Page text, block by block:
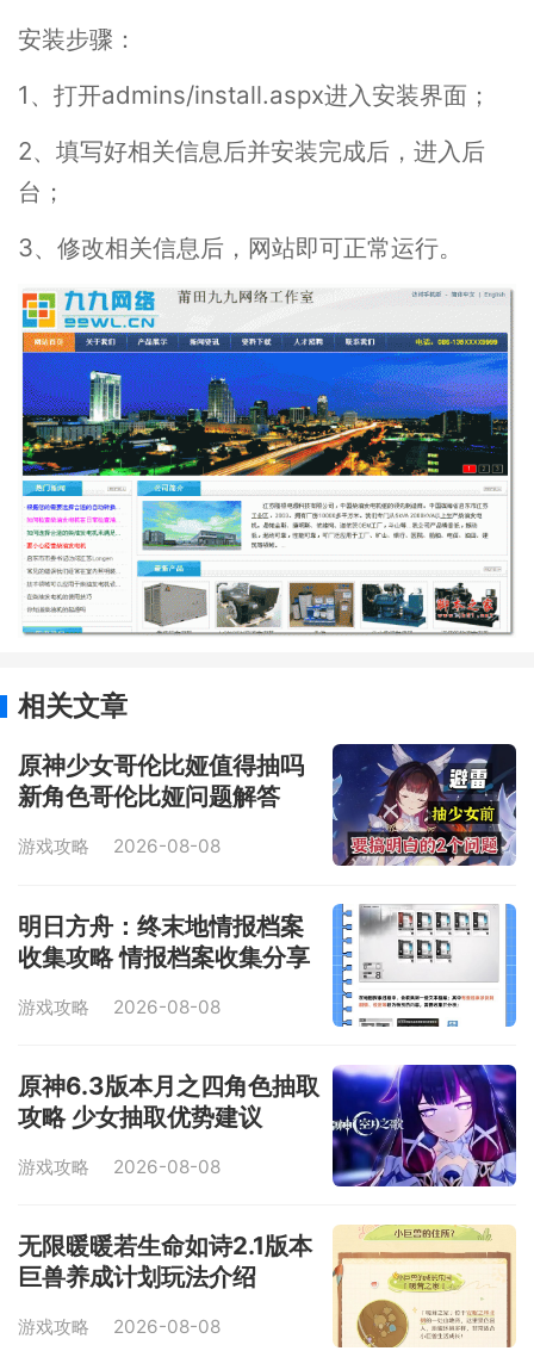
安装步骤：
1、打开admins/install.aspx进入安装界面；
2、填写好相关信息后并安装完成后，进入后
台；
3、修改相关信息后，网站即可正常运行。
相关文章
原神少女哥伦比娅值得抽吗
新角色哥伦比娅问题解答
游戏攻略 2026-08-08
明日方舟：终末地情报档案
收集攻略 情报档案收集分享
游戏攻略 2026-08-08
原神6.3版本月之四角色抽取
攻略 少女抽取优势建议
游戏攻略 2026-08-08
无限暖暖若生命如诗2.1版本
巨兽养成计划玩法介绍
游戏攻略 2026-08-08